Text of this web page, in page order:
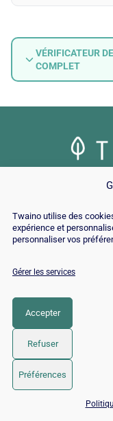
Twaino utilise des
expérience et
personnaliser vos
Gérer les services
Accepter
Refuser
Préférences
VÉRIFICATEUR
COMPLET
© Copyright
LinkedIn
📅 Réserver